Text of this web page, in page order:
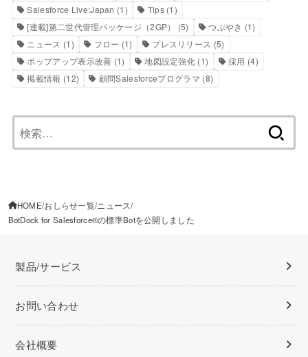
Salesforce Live:Japan (1) Tips(1)
[連載]第二世代管理パッケージ（2GP）
(5) つぶやき (1)
ニュース (1) フロー (1) プレスリリース (5)
ポップアップ表示改善 (1) 地図設定強化 (1) 採用 (4)
掲載情報 (12) 顧問Salesforceプログラマ (8)
索:
HOME おしらせ一覧 ニュース
BotDock for Salesforce®の標準Botを公開しました
製品/サービス
お問い合わせ
会社概要